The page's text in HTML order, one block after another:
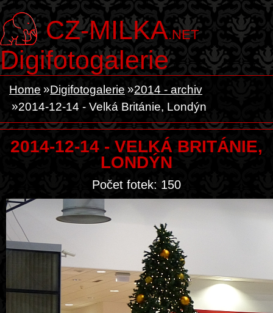
CZ-MILKA.NET
Digifotogalerie
Home Digifotogalerie
2014 - archiv
2014-12-14 - Velká Británie, Londýn
2014-12-14 - VELKÁ BRITÁNIE,
LONDÝN
Počet fotek: 150